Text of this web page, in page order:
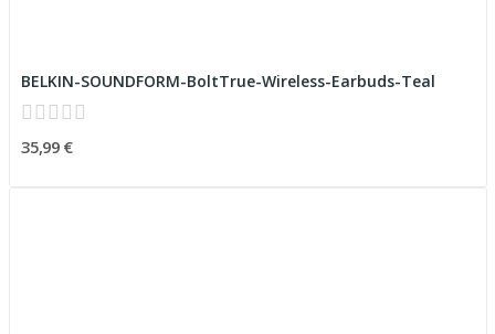
BELKIN-SOUNDFORM-BoltTrue-Wireless-Earbuds-Teal
35,99 €